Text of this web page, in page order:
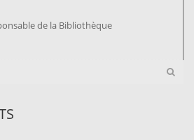
de la Bibliothèque